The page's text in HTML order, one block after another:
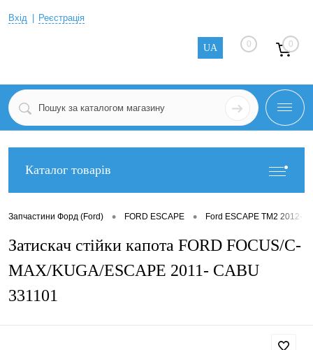
Вхід Реєстрація
UA 0 0
Каталог товарів
Запчастини Форд (Ford) • FORD ESCAPE • Ford ESCAPE TM2 2012-
Затискач стійки капота FORD FOCUS/C-
MAX/KUGA/ESCAPE 2011- CABU
331101